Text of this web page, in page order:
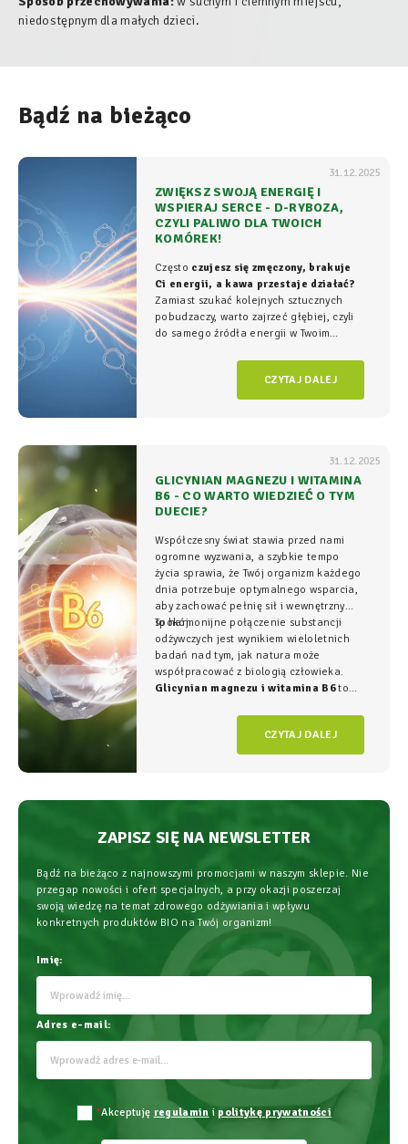
niedostępnym dla małych dzieci.
Bądź na bieżąco
31.12.2025
ZWIĘKSZ SWOJĄ ENERGIĘ I
WSPIERAJ SERCE - D-RYBOZA,
CZYLI PALIWO DLA TWOICH
KOMÓREK!
Często czujesz się zmęczony, brakuje
Ci energii, a kawa przestaje działać?
Zamiast szukać kolejnych sztucznych
pobudzaczy, warto zajrzeć głębiej, czyli
do samego źródła energii w Twoim
komórkowym rozgrywa się cała
CZYTAJ DALEJ
31.12.2025
GLICYNIAN MAGNEZU I WITAMINA
B6 - CO WARTO WIEDZIEĆ O TYM
DUECIE?
Współczesny świat stawia przed nami
ogromne wyzwania, a szybkie tempo
życia sprawia, że Twój organizm każdego
dnia potrzebuje optymalnego wsparcia,
aby zachować pełnię sił i wewnętrzny
spokój.
To harmonijne połączenie substancji
odżywczych jest wynikiem wieloletnich
badań nad tym, jak natura może
współpracować z biologią człowieka.
Glicynian magnezu i witamina B6to
fundament świadomego wspierania
organizmu, łączący wysoką skuteczność z
najwyższym bezpieczeństwem
CZYTAJ DALEJ
ZAPISZ SIĘ NA NEWSLETTER
Bądź na bieżąco z najnowszymi promocjami w naszym sklepie. Nie
przegap nowości i ofert specjalnych, a przy okazji poszerzaj
swoją wiedzę na temat zdrowego odżywiania i wpływu
konkretnych produktów BIO na Twój organizm!
Imię:
Adres e-mail:
*Akceptuję regulamin i politykę prywatności